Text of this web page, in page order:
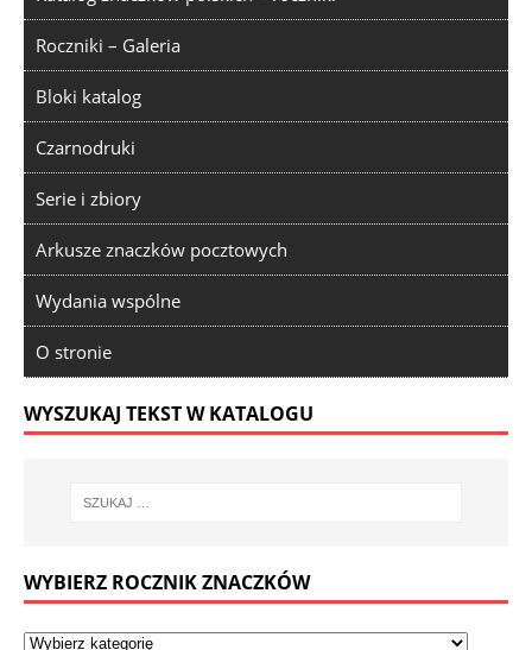
Roczniki – Galeria
Bloki katalog
Czarnodruki
Serie i zbiory
Arkusze znaczków pocztowych
Wydania wspólne
O stronie
WYSZUKAJ TEKST W KATALOGU
WYBIERZ ROCZNIK ZNACZKÓW